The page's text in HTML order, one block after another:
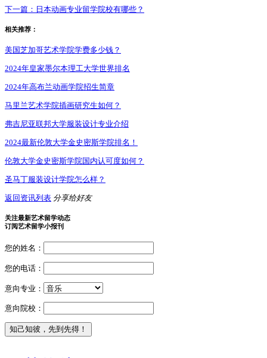
下一篇： 日本动画专业留学院校有哪些？
相关推荐：
美国芝加哥艺术学院学费多少钱？
2024年皇家墨尔本理工大学世界排名
2024年高布兰动画学院招生简章
马里兰艺术学院插画研究生如何？
弗吉尼亚联邦大学服装设计专业介绍
2024最新伦敦大学金史密斯学院排名！
伦敦大学金史密斯学院国内认可度如何？
圣马丁服装设计学院怎么样？
返回资讯列表 分享给好友
关注最新艺术留学动态
订阅艺术留学小报刊
您的姓名：
您的电话：
意向专业：
意向院校：